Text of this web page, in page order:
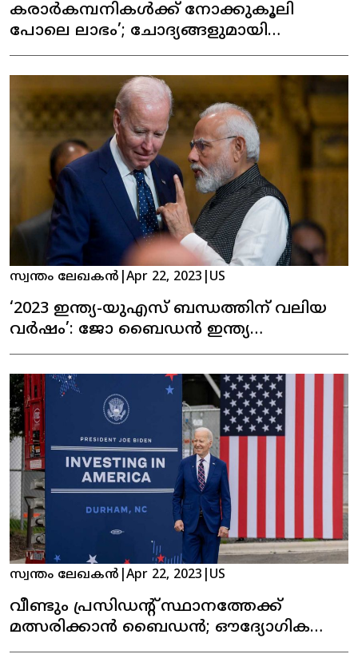
കരാര്‍കമ്പനികള്‍ക്ക് നോക്കുകൂലി
പോലെ ലാഭം’; ചോദ്യങ്ങളുമായി
പ്രതിപക്ഷ നേതാവ്
സ്വന്തം ലേഖകൻ Apr 22, 2023 US
‘2023 ഇന്ത്യ-യുഎസ് ബന്ധത്തിന് വലിയ
വർഷം’: ജോ ബൈഡൻ ഇന്ത്യ
സന്ദർശിച്ചേക്കും
സ്വന്തം ലേഖകൻ Apr 22, 2023 US
വീണ്ടും പ്രസിഡന്റ് സ്ഥാനത്തേക്ക്
മത്സരിക്കാൻ ബൈഡൻ; ഔദ്യോഗിക
പ്രഖ്യാപനം അടുത്ത ആഴ്ച